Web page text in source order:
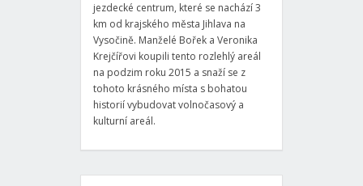
jezdecké centrum, které se nachází 3
km od krajského města Jihlava na
Vysočině. Manželé Bořek a Veronika
Krejčířovi koupili tento rozlehlý areál
na podzim roku 2015 a snaží se z
tohoto krásného místa s bohatou
historií vybudovat volnočasový a
kulturní areál.